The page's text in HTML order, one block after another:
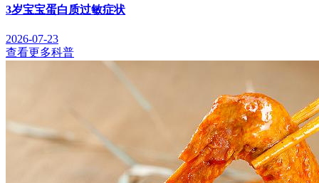
3岁宝宝蛋白质过敏症状
2026-07-23
查看更多科普